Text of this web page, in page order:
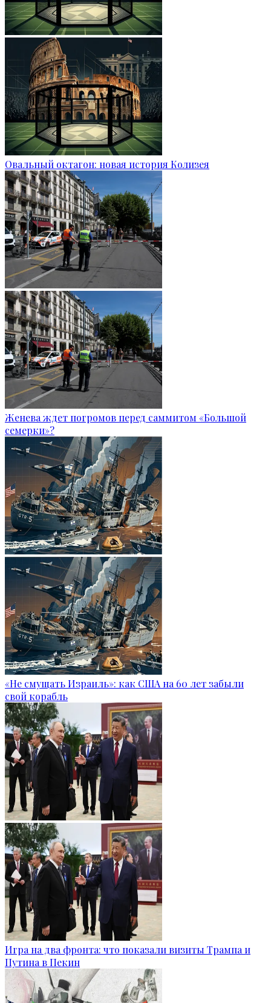
Овальный октагон: новая история Колизея
Женева ждет погромов перед саммитом «Большой
семерки»?
«Не смущать Израиль»: как США на 60 лет забыли
свой корабль
Игра на два фронта: что показали визиты Трампа и
Путина в Пекин